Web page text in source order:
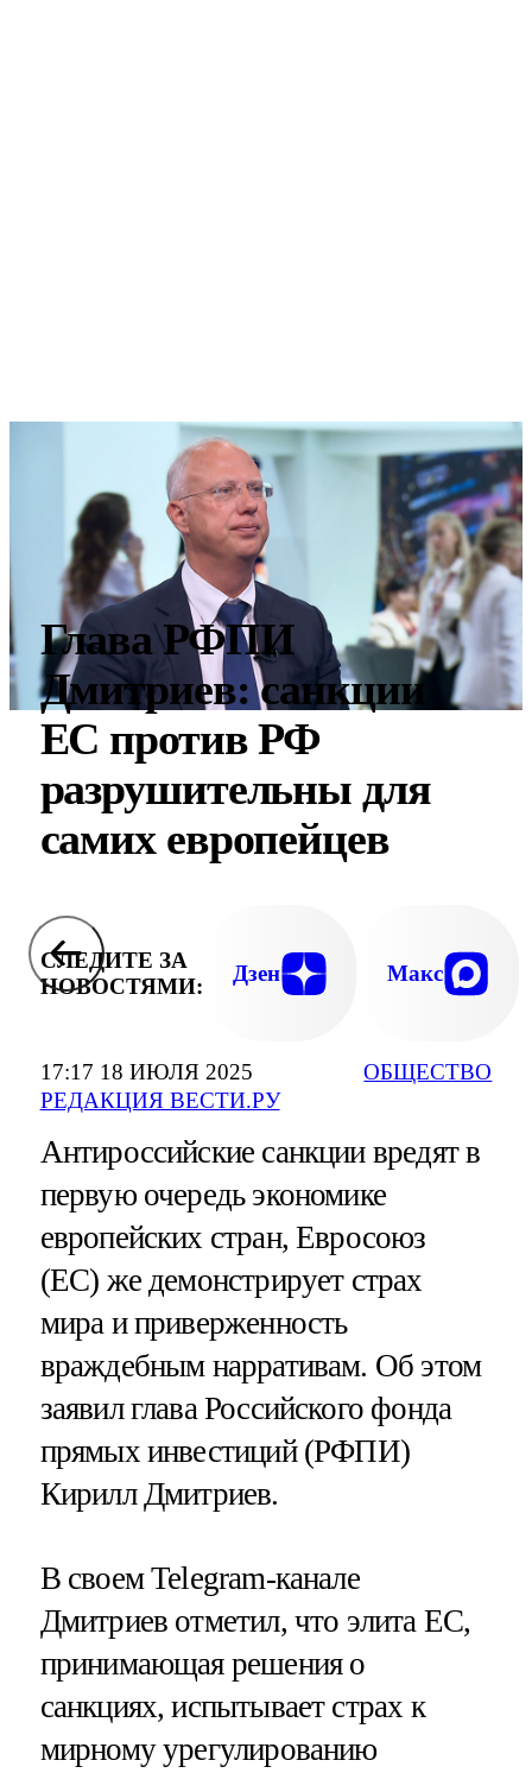
17:17 18 ИЮЛЯ 2025
РЕДАКЦИЯ ВЕСТИ.РУ
ОБЩЕСТВО
Глава РФПИ
Дмитриев: санкции
ЕС против РФ
разрушительны для
самих европейцев
СЛЕДИТЕ ЗА
НОВОСТЯМИ:
Дзен Макс
Антироссийские санкции вредят в
первую очередь экономике
европейских стран, Евросоюз
(ЕС) же демонстрирует страх
мира и приверженность
враждебным нарративам. Об этом
заявил глава Российского фонда
прямых инвестиций (РФПИ)
Кирилл Дмитриев.
В своем Telegram-канале
Дмитриев отметил, что элита ЕС,
принимающая решения о
санкциях, испытывает страх к
мирному урегулированию